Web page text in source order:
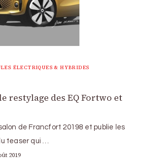
ÉLECTRIQUES & HYBRIDES
restylage des EQ Fortwo et
de Francfort 20198 et publie les
teaser qui …
2019